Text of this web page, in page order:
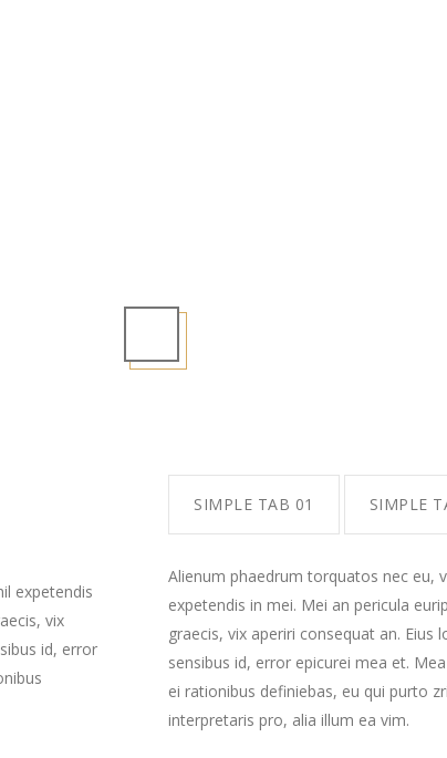
expetendis
vix
id, error
SIMPLE TAB 01 SIMPLE
Alienum phaedrum torquatos nec eu,
expetendis in mei. Mei an pericula
graecis, vix aperiri consequat an.
sensibus id, error epicurei mea et.
ei rationibus definiebas, eu qui purto
interpretaris pro, alia illum ea vim.